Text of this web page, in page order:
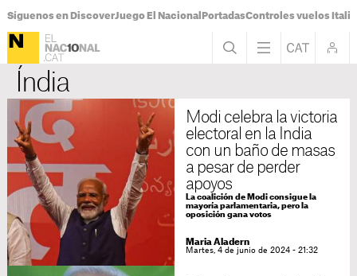
Síguenos en DiscoverJuego El Nacional PortadasControles vuelos Italia
Índia
Modi celebra la victoria
electoral en la India
con un baño de masas
a pesar de perder
apoyos
La coalición de Modi consigue la
mayoría parlamentaria, pero la
oposición gana votos
Maria Aladern
Martes, 4 de junio de 2024 - 21:32